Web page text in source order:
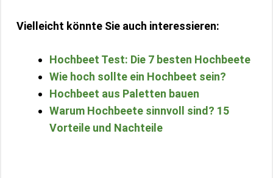
Vielleicht könnte Sie auch interessieren:
Hochbeet Test: Die 7 besten Hochbeete
Wie hoch sollte ein Hochbeet sein?
Hochbeet aus Paletten bauen
Warum Hochbeete sinnvoll sind? 15
Vorteile und Nachteile